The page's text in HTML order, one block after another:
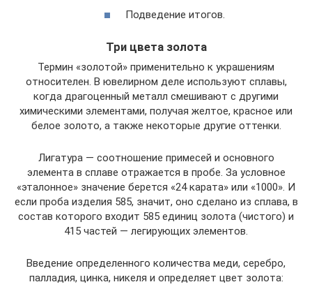
Подведение итогов.
Три цвета золота
Термин «золотой» применительно к украшениям
относителен. В ювелирном деле используют сплавы,
когда драгоценный металл смешивают с другими
химическими элементами, получая желтое, красное или
белое золото, а также некоторые другие оттенки.
Лигатура — соотношение примесей и основного
элемента в сплаве отражается в пробе. За условное
«эталонное» значение берется «24 карата» или «1000». И
если проба изделия 585, значит, оно сделано из сплава, в
состав которого входит 585 единиц золота (чистого) и
415 частей — легирующих элементов.
Введение определенного количества меди, серебро,
палладия, цинка, никеля и определяет цвет золота: